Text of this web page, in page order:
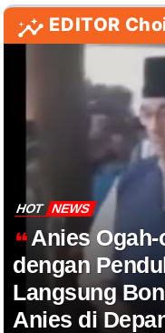
EDITOR
HOT NEWS
Anies
dengan
Langsung
Anies di